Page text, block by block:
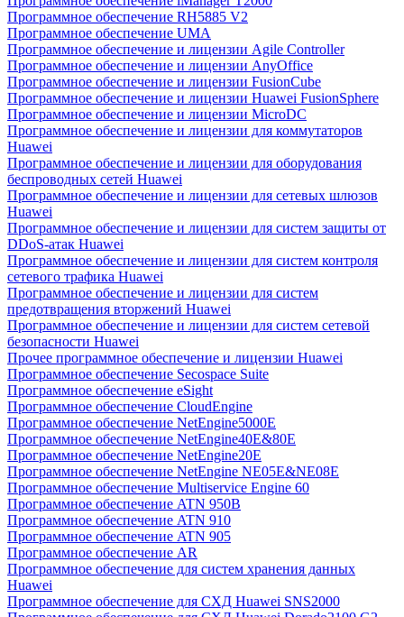
Программное обеспечение RH5885 V2
Программное обеспечение UMA
Программное обеспечение и лицензии Agile Controller
Программное обеспечение и лицензии AnyOffice
Программное обеспечение и лицензии FusionCube
Программное обеспечение и лицензии Huawei FusionSphere
Программное обеспечение и лицензии MicroDC
Программное обеспечение и лицензии для коммутаторов
Huawei
Программное обеспечение и лицензии для оборудования
беспроводных сетей Huawei
Программное обеспечение и лицензии для сетевых шлюзов
Huawei
Программное обеспечение и лицензии для систем защиты от
DDoS-атак Huawei
Программное обеспечение и лицензии для систем контроля
сетевого трафика Huawei
Программное обеспечение и лицензии для систем
предотвращения вторжений Huawei
Программное обеспечение и лицензии для систем сетевой
безопасности Huawei
Прочее программное обеспечение и лицензии Huawei
Программное обеспечение Secospace Suite
Программное обеспечение eSight
Программное обеспечение CloudEngine
Программное обеспечение NetEngine5000E
Программное обеспечение NetEngine40E&80E
Программное обеспечение NetEngine20E
Программное обеспечение NetEngine NE05E&NE08E
Программное обеспечение Multiservice Engine 60
Программное обеспечение ATN 950B
Программное обеспечение ATN 910
Программное обеспечение ATN 905
Программное обеспечение AR
Программное обеспечение для систем хранения данных
Huawei
Программное обеспечение для СХД Huawei SNS2000